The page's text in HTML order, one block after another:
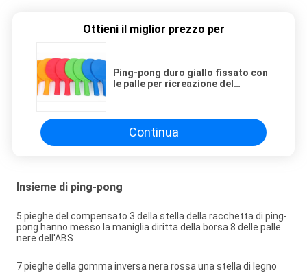
Ottieni il miglior prezzo per
Ping-pong duro giallo fissato con
le palle per ricreazione del
Continua
Insieme di ping-pong
5 pieghe del compensato 3 della stella della racchetta di ping-
pong hanno messo la maniglia diritta della borsa 8 delle palle
nere dell'ABS
7 pieghe della gomma inversa nera rossa una stella di legno